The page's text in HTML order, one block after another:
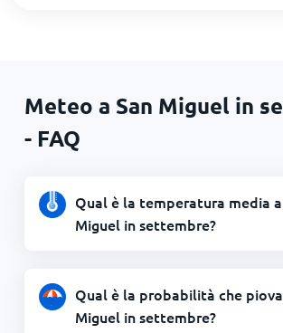
Meteo a San Miguel in
- FAQ
Qual è la temperatura media a
Miguel in settembre?
Qual è la probabilità che
Miguel in settembre?